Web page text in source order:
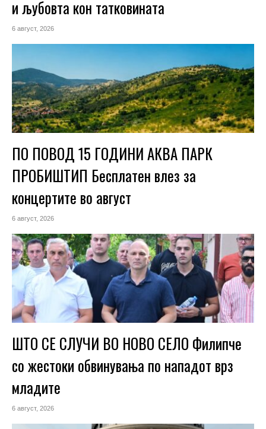
и љубовта кон татковината
6 август, 2026
ПО ПОВОД 15 ГОДИНИ АКВА ПАРК
ПРОБИШТИП Бесплатен влез за
концертите во август
6 август, 2026
ШТО СЕ СЛУЧИ ВО НОВО СЕЛО Филипче
со жестоки обвинувања по нападот врз
младите
6 август, 2026